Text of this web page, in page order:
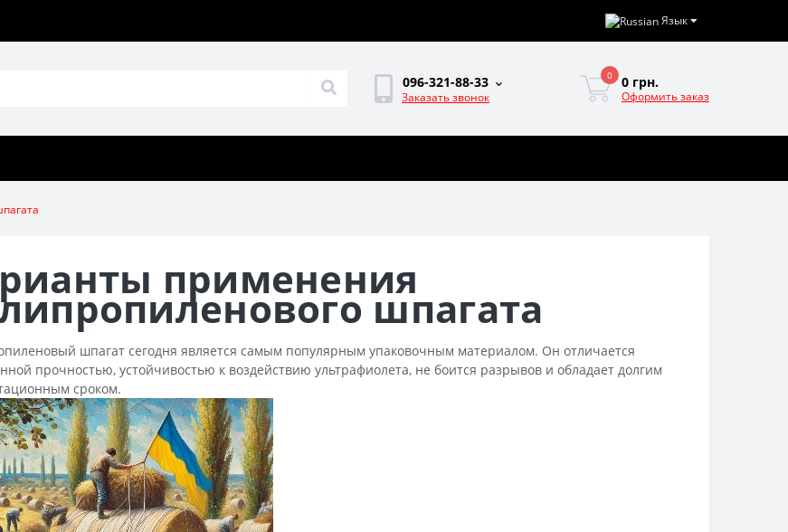
Язык
096-321-88-33
Заказать звонок
0 0 грн.
Оформить заказ
применения
шпагата
шпагат сегодня является самым популярным упаковочным материалом. Он отличается
прочностью, устойчивостью к воздействию ультрафиолета, не боится разрывов и обладает долгим
сроком.